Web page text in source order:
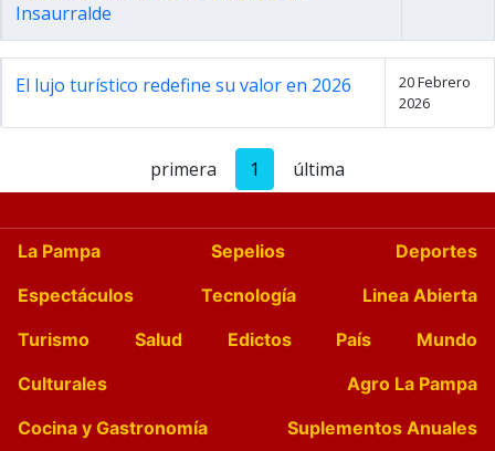
Insaurralde
El lujo turístico redefine su valor en 2026
20 Febrero
2026
primera 1 última
La Pampa Sepelios
Deportes
Espectáculos
Tecnología
Linea Abierta
Turismo
Salud Edictos País
Mundo
Culturales
Agro La Pampa
Cocina y Gastronomía
Suplementos Anuales